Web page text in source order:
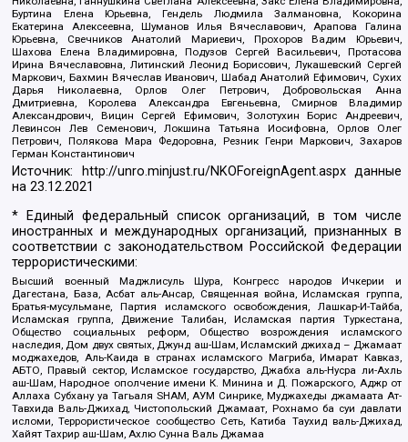
Буртина Елена Юрьевна, Гендель Людмила Залмановна, Кокорина
Екатерина Алексеевна, Шуманов Илья Вячеславович, Арапова Галина
Юрьевна, Свечников Анатолий Мариевич, Прохоров Вадим Юрьевич,
Шахова Елена Владимировна, Подузов Сергей Васильевич, Протасова
Ирина Вячеславовна, Литинский Леонид Борисович, Лукашевский Сергей
Маркович, Бахмин Вячеслав Иванович, Шабад Анатолий Ефимович, Сухих
Дарья Николаевна, Орлов Олег Петрович, Добровольская Анна
Дмитриевна, Королева Александра Евгеньевна, Смирнов Владимир
Александрович, Вицин Сергей Ефимович, Золотухин Борис Андреевич,
Левинсон Лев Семенович, Локшина Татьяна Иосифовна, Орлов Олег
Петрович, Полякова Мара Федоровна, Резник Генри Маркович, Захаров
Герман Константинович
Источник: http://unro.minjust.ru/NKOForeignAgent.aspxданные
на23.12.2021
* Единый федеральный список организаций, в том числе
иностранных и международных организаций, признанных в
соответствии с законодательством Российской Федерации
террористическими:
Высший военный Маджлисуль Шура, Конгресс народов Ичкерии и
Дагестана, База, Асбат аль-Ансар, Священная война, Исламская группа,
Братья-мусульмане, Партия исламского освобождения, Лашкар-И-Тайба,
Исламская группа, Движение Талибан, Исламская партия Туркестана,
Общество социальных реформ, Общество возрождения исламского
наследия, Дом двух святых, Джунд аш-Шам, Исламский джихад – Джамаат
моджахедов, Аль-Каида в странах исламского Магриба, Имарат Кавказ,
АБТО, Правый сектор, Исламское государство, Джабха аль-Нусра ли-Ахль
аш-Шам, Народное ополчение имени К. Минина и Д. Пожарского, Аджр от
Аллаха Субхану уа Тагьаля SHAM, АУМ Синрике, Муджахеды джамаата Ат-
Тавхида Валь-Джихад, Чистопольский Джамаат, Рохнамо ба суи давлати
исломи, Террористическое сообщество Сеть, Катиба Таухид валь-Джихад,
Хайят Тахрир аш-Шам, Ахлю Сунна Валь Джамаа